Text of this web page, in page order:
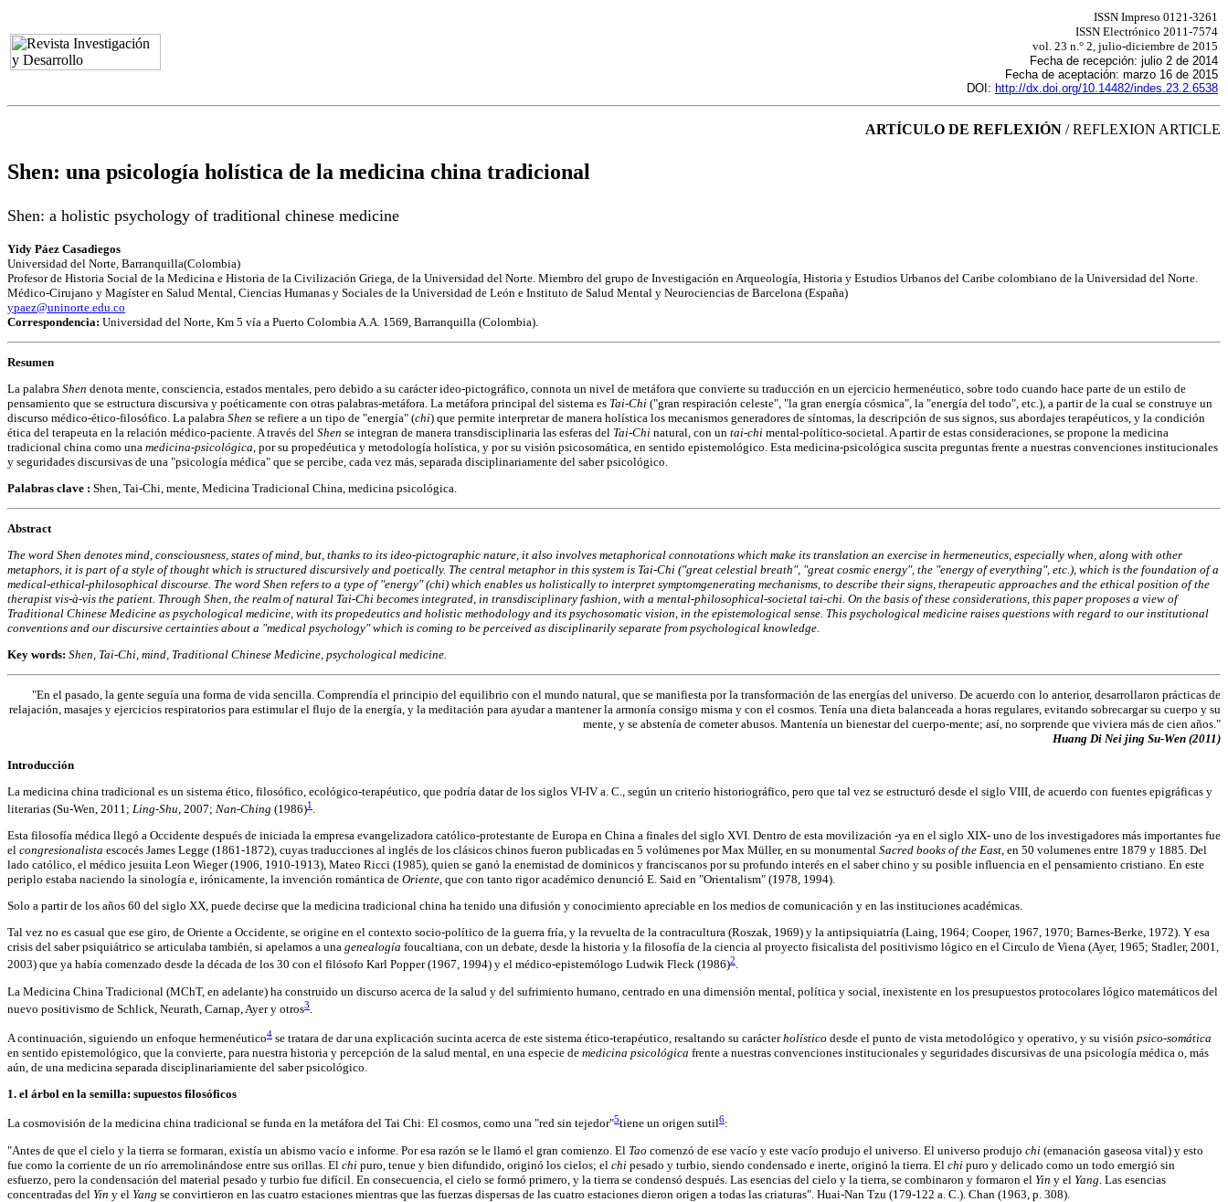
ISSN Impreso 0121-3261
ISSN Electrónico 2011-7574
vol. 23 n.° 2, julio-diciembre de 2015
Fecha de recepción: julio 2 de 2014
Fecha de aceptación: marzo 16 de 2015
DOI: http://dx.doi.org/10.14482/indes.23.2.6538
ARTÍCULO DE REFLEXIÓN / REFLEXION ARTICLE
Shen: una psicología holística de la medicina china tradicional
Shen: a holistic psychology of traditional chinese medicine
Yidy Páez Casadiegos
Universidad del Norte, Barranquilla(Colombia)
Profesor de Historia Social de la Medicina e Historia de la Civilización Griega, de la Universidad del Norte. Miembro del grupo de Investigación en Arqueología, Historia y Estudios Urbanos del Caribe colombiano de la Universidad del Norte.
Médico-Cirujano y Magíster en Salud Mental, Ciencias Humanas y Sociales de la Universidad de León e Instituto de Salud Mental y Neurociencias de Barcelona (España)
ypaez@uninorte.edu.co
Correspondencia: Universidad del Norte, Km 5 vía a Puerto Colombia A.A. 1569, Barranquilla (Colombia).
Resumen
La palabra Shen denota mente, consciencia, estados mentales, pero debido a su carácter ideo-pictográfico, connota un nivel de metáfora que convierte su traducción en un ejercicio hermenéutico, sobre todo cuando hace parte de un estilo de
pensamiento que se estructura discursiva y poéticamente con otras palabras-metáfora. La metáfora principal del sistema es Tai-Chi ("gran respiración celeste", "la gran energía cósmica", la "energía del todo", etc.), a partir de la cual se construye un
discurso médico-ético-filosófico. La palabra Shen se refiere a un tipo de "energía" (chi) que permite interpretar de manera holística los mecanismos generadores de síntomas, la descripción de sus signos, sus abordajes terapéuticos, y la condición
ética del terapeuta en la relación médico-paciente. A través del Shen se integran de manera transdisciplinaria las esferas del Tai-Chi natural, con un tai-chi mental-político-societal. A partir de estas consideraciones, se propone la medicina
tradicional china como una medicina-psicológica, por su propedéutica y metodología holística, y por su visión psicosomática, en sentido epistemológico. Esta medicina-psicológica suscita preguntas frente a nuestras convenciones institucionales
y seguridades discursivas de una "psicología médica" que se percibe, cada vez más, separada disciplinariamente del saber psicológico.
Palabras clave : Shen, Tai-Chi, mente, Medicina Tradicional China, medicina psicológica.
Abstract
The word Shen denotes mind, consciousness, states of mind, but, thanks to its ideo-pictographic nature, it also involves metaphorical connotations which make its translation an exercise in hermeneutics, especially when, along with other
metaphors, it is part of a style of thought which is structured discursively and poetically. The central metaphor in this system is Tai-Chi ("great celestial breath", "great cosmic energy", the "energy of everything", etc.), which is the foundation of a
medical-ethical-philosophical discourse. The word Shen refers to a type of "energy" (chi) which enables us holistically to interpret symptomgenerating mechanisms, to describe their signs, therapeutic approaches and the ethical position of the
therapist vis-à-vis the patient. Through Shen, the realm of natural Tai-Chi becomes integrated, in transdisciplinary fashion, with a mental-philosophical-societal tai-chi. On the basis of these considerations, this paper proposes a view of
Traditional Chinese Medicine as psychological medicine, with its propedeutics and holistic methodology and its psychosomatic vision, in the epistemological sense. This psychological medicine raises questions with regard to our institutional
conventions and our discursive certainties about a "medical psychology" which is coming to be perceived as disciplinarily separate from psychological knowledge.
Key words: Shen, Tai-Chi, mind, Traditional Chinese Medicine, psychological medicine.
"En el pasado, la gente seguía una forma de vida sencilla. Comprendía el principio del equilibrio con el mundo natural, que se manifiesta por la transformación de las energías del universo. De acuerdo con lo anterior, desarrollaron prácticas de
relajación, masajes y ejercicios respiratorios para estimular el flujo de la energía, y la meditación para ayudar a mantener la armonía consigo misma y con el cosmos. Tenía una dieta balanceada a horas regulares, evitando sobrecargar su cuerpo y su
mente, y se abstenía de cometer abusos. Mantenía un bienestar del cuerpo-mente; así, no sorprende que viviera más de cien años."
Huang Di Nei jing Su-Wen (2011)
Introducción
La medicina china tradicional es un sistema ético, filosófico, ecológico-terapéutico, que podría datar de los siglos VI-IV a. C., según un criterio historiográfico, pero que tal vez se estructuró desde el siglo VIII, de acuerdo con fuentes epigráficas y
literarias (Su-Wen, 2011; Ling-Shu, 2007; Nan-Ching (1986)1 .
Esta filosofía médica llegó a Occidente después de iniciada la empresa evangelizadora católico-protestante de Europa en China a finales del siglo XVI. Dentro de esta movilización -ya en el siglo XIX- uno de los investigadores más importantes fue
el congresionalista escocés James Legge (1861-1872), cuyas traducciones al inglés de los clásicos chinos fueron publicadas en 5 volúmenes por Max Müller, en su monumental Sacred books of the East, en 50 volumenes entre 1879 y 1885. Del
lado católico, el médico jesuita Leon Wieger (1906, 1910-1913), Mateo Ricci (1985), quien se ganó la enemistad de dominicos y franciscanos por su profundo interés en el saber chino y su posible influencia en el pensamiento cristiano. En este
periplo estaba naciendo la sinología e, irónicamente, la invención romántica de Oriente, que con tanto rigor académico denunció E. Said en "Orientalism" (1978, 1994).
Solo a partir de los años 60 del siglo XX, puede decirse que la medicina tradicional china ha tenido una difusión y conocimiento apreciable en los medios de comunicación y en las instituciones académicas.
Tal vez no es casual que ese giro, de Oriente a Occidente, se origine en el contexto socio-político de la guerra fría, y la revuelta de la contracultura (Roszak, 1969) y la antipsiquiatría (Laing, 1964; Cooper, 1967, 1970; Barnes-Berke, 1972). Y esa
crisis del saber psiquiátrico se articulaba también, si apelamos a una genealogía foucaltiana, con un debate, desde la historia y la filosofía de la ciencia al proyecto fisicalista del positivismo lógico en el Circulo de Viena (Ayer, 1965; Stadler, 2001,
2003) que ya había comenzado desde la década de los 30 con el filósofo Karl Popper (1967, 1994) y el médico-epistemólogo Ludwik Fleck (1986)2.
La Medicina China Tradicional (MChT, en adelante) ha construido un discurso acerca de la salud y del sufrimiento humano, centrado en una dimensión mental, política y social, inexistente en los presupuestos protocolares lógico matemáticos del
nuevo positivismo de Schlick, Neurath, Carnap, Ayer y otros3
A continuación, siguiendo un enfoque hermenéutico4 se tratara de dar una explicación sucinta acerca de este sistema ético-terapéutico, resaltando su carácterholístico desde el punto de vista metodológico y operativo, y su visión psico-somática
en sentido epistemológico, que la convierte, para nuestra historia y percepción de la salud mental, en una especie de medicina psicológica frente a nuestras convenciones institucionales y seguridades discursivas de una psicología médica o, más
aún, de una medicina separada disciplinariamiente del saber psicológico.
1. el árbol en la semilla: supuestos filosóficos
La cosmovisión de la medicina china tradicional se funda en la metáfora del Tai Chi: El cosmos, como una "red sin tejedor"5tiene un origen sutil6:
"Antes de que el cielo y la tierra se formaran, existía un abismo vacío e informe. Por esa razón se le llamó el gran comienzo. El Tao comenzó de ese vacío y este vacío produjo el universo. El universo produjo chi (emanación gaseosa vital) y esto
fue como la corriente de un río arremolinándose entre sus orillas. El chi puro, tenue y bien difundido, originó los cielos; el chi pesado y turbio, siendo condensado e inerte, originó la tierra. El chi puro y delicado como un todo emergió sin
esfuerzo, pero la condensación del material pesado y turbio fue difícil. En consecuencia, el cielo se formó primero, y la tierra se condensó después. Las esencias del cielo y la tierra, se combinaron y formaron el Yin y el Yang . Las esencias
concentradas del Yin y el Yang se convirtieron en las cuatro estaciones mientras que las fuerzas dispersas de las cuatro estaciones dieron origen a todas las criaturas". Huai-Nan Tzu (179-122 a. C.). Chan (1963, p. 308).